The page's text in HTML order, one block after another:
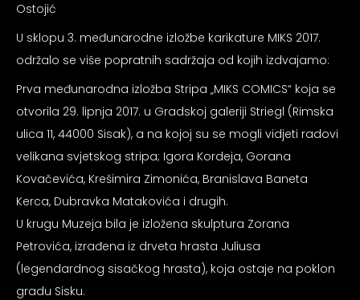
Ostojić
U sklopu 3. međunarodne izložbe karikature MIKS 2017.
održalo se više popratnih sadržaja od kojih izdvajamo:
Prva međunarodna izložba Stripa „MIKS COMICS“ koja se
otvorila 29. lipnja 2017. u Gradskoj galeriji Striegl (Rimska
ulica 11, 44000 Sisak), a na kojoj su se mogli vidjeti radovi
velikana svjetskog stripa; Igora Kordeja, Gorana
Kovačevića, Krešimira Zimonića, Branislava Baneta
Kerca, Dubravka Matakovića i drugih.
U krugu Muzeja bila je izložena skulptura Zorana
Petrovića, izrađena iz drveta hrasta Juliusa
(legendardnog sisačkog hrasta), koja ostaje na poklon
gradu Sisku.